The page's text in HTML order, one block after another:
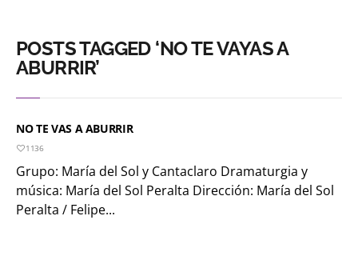
POSTS TAGGED ‘NO TE VAYAS A
ABURRIR’
NO TE VAS A ABURRIR
1136
Grupo: María del Sol y Cantaclaro Dramaturgia y
música: María del Sol Peralta Dirección: María del Sol
Peralta / Felipe...